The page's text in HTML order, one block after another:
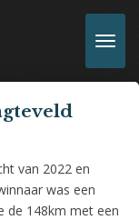
van 2022 en
was een
de 148km met een